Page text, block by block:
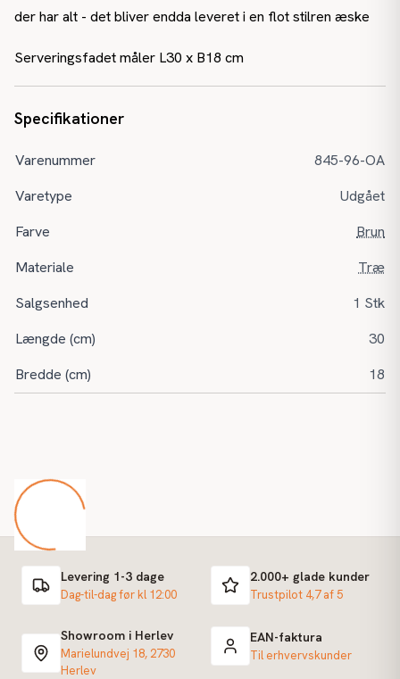
der har alt - det bliver endda leveret i en flot stilren æske
Serveringsfadet måler L30 x B18 cm
Specifikationer
Varenummer
845-96-OA
Varetype
Udgået
Farve
Brun
Materiale
Træ
Salgsenhed
1 Stk
Længde (cm)
30
Bredde (cm)
18
Levering 1-3 dage
Dag-til-dag før kl 12:00
2.000+ glade kunder
Trustpilot 4,7 af 5
Showroom i Herlev
Marielundvej 18, 2730
Herlev
EAN-faktura
Til erhvervskunder